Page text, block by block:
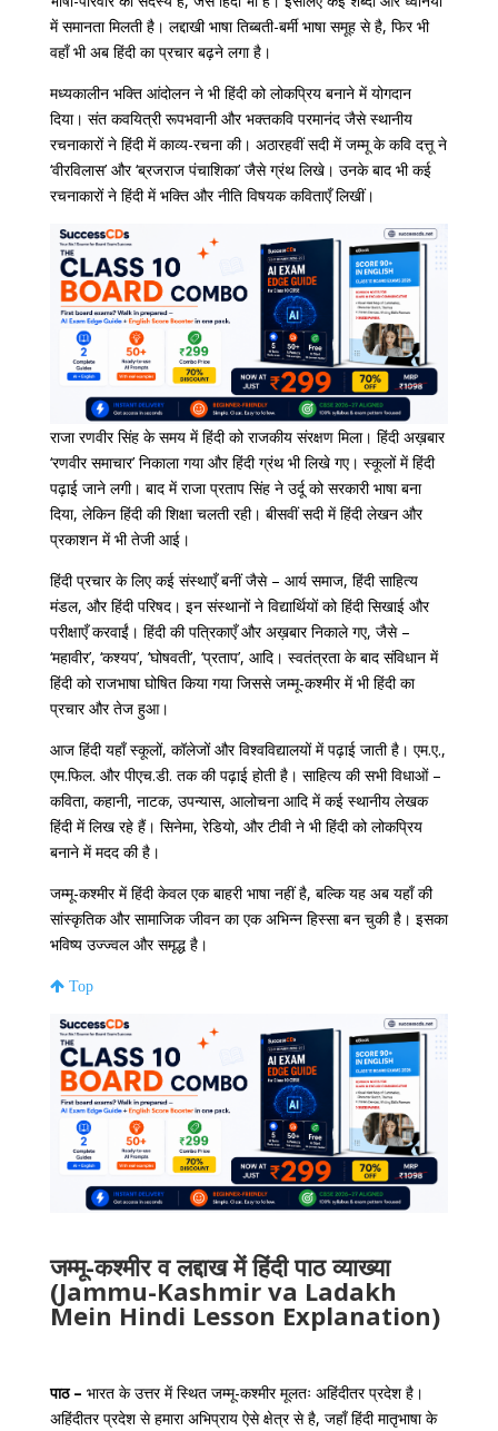
में समानता मिलती है। लद्दाखी भाषा तिब्बती-बर्मी भाषा समूह से है, फिर भी
वहाँ भी अब हिंदी का प्रचार बढ़ने लगा है।
मध्यकालीन भक्ति आंदोलन ने भी हिंदी को लोकप्रिय बनाने में योगदान
दिया। संत कवयित्री रूपभवानी और भक्तकवि परमानंद जैसे स्थानीय
रचनाकारों ने हिंदी में काव्य-रचना की। अठारहवीं सदी में जम्मू के कवि दत्तू ने
‘वीरविलास’ और ‘ब्रजराज पंचाशिका’ जैसे ग्रंथ लिखे। उनके बाद भी कई
रचनाकारों ने हिंदी में भक्ति और नीति विषयक कविताएँ लिखीं।
राजा रणवीर सिंह के समय में हिंदी को राजकीय संरक्षण मिला। हिंदी अख़बार
‘रणवीर समाचार’ निकाला गया और हिंदी ग्रंथ भी लिखे गए। स्कूलों में हिंदी
पढ़ाई जाने लगी। बाद में राजा प्रताप सिंह ने उर्दू को सरकारी भाषा बना
दिया, लेकिन हिंदी की शिक्षा चलती रही। बीसवीं सदी में हिंदी लेखन और
प्रकाशन में भी तेजी आई।
हिंदी प्रचार के लिए कई संस्थाएँ बनीं जैसे – आर्य समाज, हिंदी साहित्य
मंडल, और हिंदी परिषद। इन संस्थानों ने विद्यार्थियों को हिंदी सिखाई और
परीक्षाएँ करवाईं। हिंदी की पत्रिकाएँ और अख़बार निकाले गए, जैसे –
‘महावीर’, ‘कश्यप’, ‘घोषवती’, ‘प्रताप’, आदि। स्वतंत्रता के बाद संविधान में
हिंदी को राजभाषा घोषित किया गया जिससे जम्मू-कश्मीर में भी हिंदी का
प्रचार और तेज हुआ।
आज हिंदी यहाँ स्कूलों, कॉलेजों और विश्वविद्यालयों में पढ़ाई जाती है। एम.ए.,
एम.फिल. और पीएच.डी. तक की पढ़ाई होती है। साहित्य की सभी विधाओं –
कविता, कहानी, नाटक, उपन्यास, आलोचना आदि में कई स्थानीय लेखक
हिंदी में लिख रहे हैं। सिनेमा, रेडियो, और टीवी ने भी हिंदी को लोकप्रिय
बनाने में मदद की है।
जम्मू-कश्मीर में हिंदी केवल एक बाहरी भाषा नहीं है, बल्कि यह अब यहाँ की
सांस्कृतिक और सामाजिक जीवन का एक अभिन्न हिस्सा बन चुकी है। इसका
भविष्य उज्ज्वल और समृद्ध है।
Top
जम्मू-कश्मीर व लद्दाख में हिंदी पाठ व्याख्या
(Jammu-Kashmir va Ladakh
Mein Hindi Lesson Explanation)
पाठ – भारत के उत्तर में स्थित जम्मू-कश्मीर मूलतः अहिंदीतर प्रदेश है।
अहिंदीतर प्रदेश से हमारा अभिप्राय ऐसे क्षेत्र से है, जहाँ हिंदी मातृभाषा के